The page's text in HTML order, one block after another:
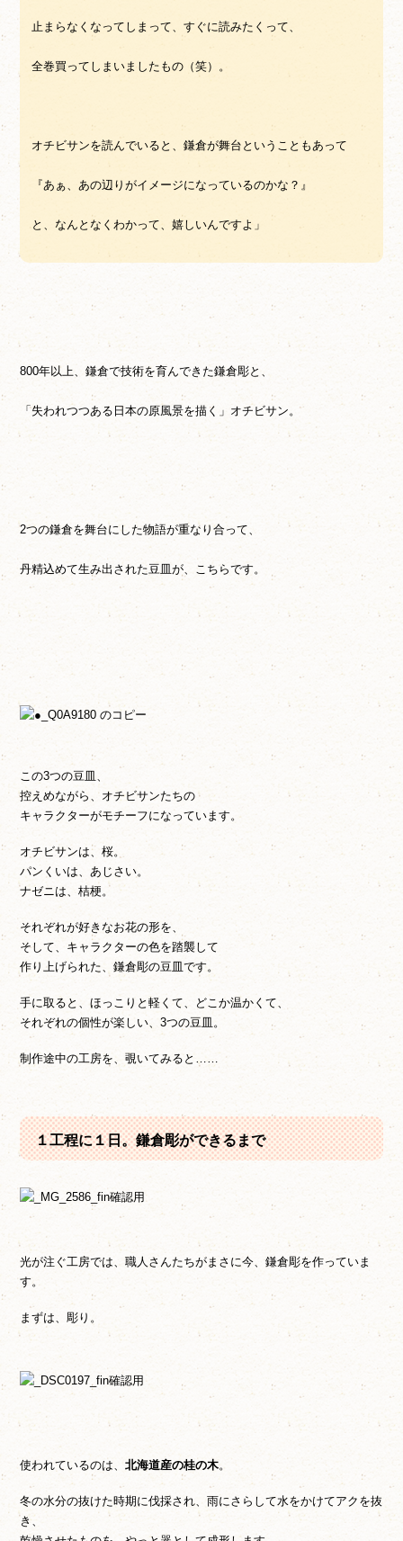
止まらなくなってしまって、すぐに読みたくって、
全巻買ってしまいましたもの（笑）。
オチビサンを読んでいると、鎌倉が舞台ということもあって
『あぁ、あの辺りがイメージになっているのかな？』
と、なんとなくわかって、嬉しいんですよ」
800年以上、鎌倉で技術を育んできた鎌倉彫と、
「失われつつある日本の原風景を描く」オチビサン。
2つの鎌倉を舞台にした物語が重なり合って、
丹精込めて生み出された豆皿が、こちらです。
この3つの豆皿、
控えめながら、オチビサンたちの
キャラクターがモチーフになっています。
オチビサンは、桜。
パンくいは、あじさい。
ナゼニは、桔梗。
それぞれが好きなお花の形を、
そして、キャラクターの色を踏襲して
作り上げられた、鎌倉彫の豆皿です。
手に取ると、ほっこりと軽くて、どこか温かくて、
それぞれの個性が楽しい、3つの豆皿。
制作途中の工房を、覗いてみると……
１工程に１日。鎌倉彫ができるまで
光が注ぐ工房では、職人さんたちがまさに今、鎌倉彫を作っていま
す。
まずは、彫り。
使われているのは、北海道産の桂の木。
冬の水分の抜けた時期に伐採され、雨にさらして水をかけてアクを抜
き、